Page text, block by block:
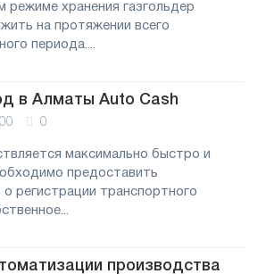
режиме хранения газгольдер
на протяжении всего
периода....
в Алматы Auto Cash
0
максимально быстро и
предоставить
регистрации транспортного
производства